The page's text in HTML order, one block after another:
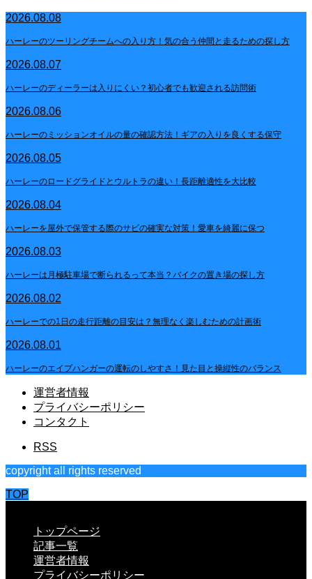
2026.08.08
ハーレーのツーリングチームへの入り方！気の合う仲間と走るための探し方
2026.08.07
ハーレーのディーラーは入りにくい？初心者でも歓迎される訪問術
2026.08.06
ハーレーのミッションオイルの量の確認方法！ギアの入りを良くする保守
2026.08.05
ハーレーのロードグライドとウルトラの違い！長距離適性を大比較
2026.08.04
ハーレーを屋外で保管する際のサビの確実な対策！愛車を綺麗に保つ
2026.08.03
ハーレーは月極駐車場で断られるって本当？バイクの置き場の探し方
2026.08.02
ハーレーでの1日の走行距離の目安は？無理なく楽しむための計画術
2026.08.01
ハーレーのエイプハンガーの運転のしやすさ！見た目と操縦性のバランス
運営者情報
プライバシーポリシー
コンタクト
RSS
copyright all rights reserved
TOP
トップページ
記事一覧
運営者情報
プライバシーポリシー